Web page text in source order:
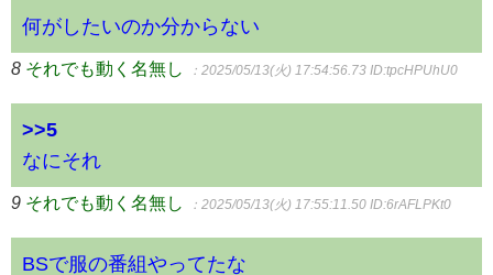
何がしたいのか分からない
8 それでも動く名無し ：2025/05/13(火) 17:54:56.73 ID:tpcHPUhU0
>>5
なにそれ
9 それでも動く名無し ：2025/05/13(火) 17:55:11.50 ID:6rAFLPKt0
BSで服の番組やってたな